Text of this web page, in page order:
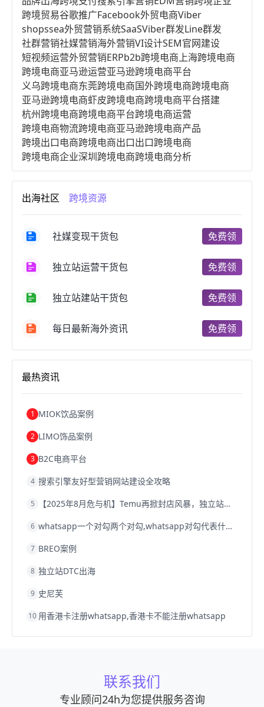
跨境贸易谷歌推广Facebook外贸电商Viber
shopssea外贸营销系统SaaSViber群发Line群发
社群营销社媒营销海外营销VI设计SEM官网建设
短视频运营外贸营销ERPb2b跨境电商上海跨境电商
跨境电商亚马逊运营亚马逊跨境电商平台
义乌跨境电商东莞跨境电商国外跨境电商跨境电商
亚马逊跨境电商虾皮跨境电商跨境电商平台搭建
杭州跨境电商跨境电商平台跨境电商运营
跨境电商物流跨境电商亚马逊跨境电商产品
跨境出口电商跨境电商出口出口跨境电商
跨境电商企业深圳跨境电商跨境电商分析
进口跨境电商跨境电商服务广州跨境电商
跨境电商市场跨境电商创业跨境电商注册
跨境电商开店跨境电商营销
跨境电商商品个人跨境电商跨境电商案例
郑州跨境电商跨境电商趋势
跨境电商费用美国跨境电商
天津跨境电商东南亚跨境电商
跨境电商b2b阿里巴巴跨境电商
跨境电商关税
跨境电商建站
浙江跨境电商宁波跨境电商跨境电商的模式
跨境电商优势跨境电商的优势
出海社区 跨境资源
社媒变现干货包 免费领
独立站运营干货包 免费领
独立站建站干货包 免费领
每日最新海外资讯 免费领
最热资讯
1 MIOK饮品案例
2 LIMO饰品案例
3 B2C电商平台
4 搜索引擎友好型营销网站建设全攻略
5 【2025年8月危与机】Temu再掀封店风暴，独立站才是跨境卖家的避险通道
6 whatsapp一个对勾两个对勾,whatsapp对勾代表什么意思
7 BREO案例
8 独立站DTC出海
9 史尼芙
10 用香港卡注册whatsapp,香港卡不能注册whatsapp
联系我们
专业顾问24h为您提供服务咨询